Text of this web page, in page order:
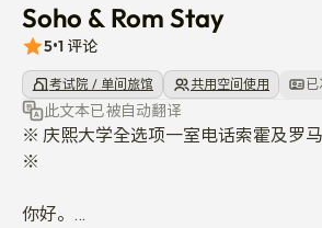
Soho & Rom Stay
5•1 评论
考试院 / 单间旅馆 共用空间使用 已
此文本已被自动翻译
※ 庆熙大学全选项一室电话索霍及罗
※
你好。